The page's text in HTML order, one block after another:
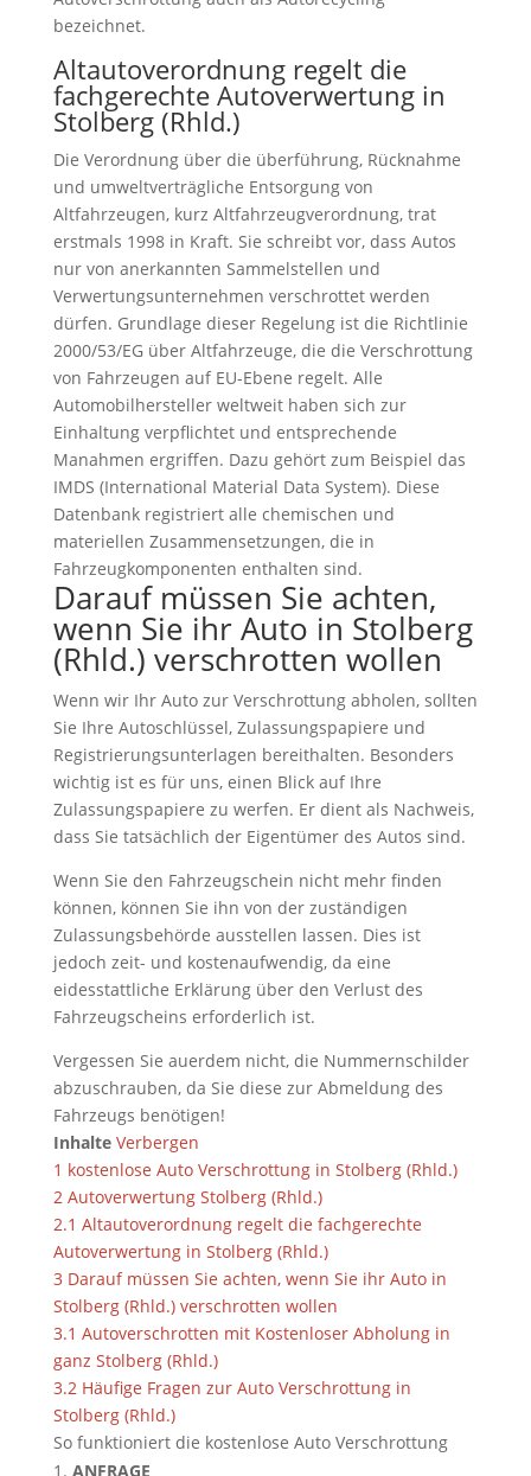
bezeichnet.
Altautoverordnung regelt die
fachgerechte Autoverwertung in
Stolberg (Rhld.)
Die Verordnung über die überführung, Rücknahme
und umweltverträgliche Entsorgung von
Altfahrzeugen, kurz Altfahrzeugverordnung, trat
erstmals 1998 in Kraft. Sie schreibt vor, dass Autos
nur von anerkannten Sammelstellen und
Verwertungsunternehmen verschrottet werden
dürfen. Grundlage dieser Regelung ist die Richtlinie
2000/53/EG über Altfahrzeuge, die die Verschrottung
von Fahrzeugen auf EU-Ebene regelt. Alle
Automobilhersteller weltweit haben sich zur
Einhaltung verpflichtet und entsprechende
Manahmen ergriffen. Dazu gehört zum Beispiel das
IMDS (International Material Data System). Diese
Datenbank registriert alle chemischen und
materiellen Zusammensetzungen, die in
Fahrzeugkomponenten enthalten sind.
Darauf müssen Sie achten,
wenn Sie ihr Auto in Stolberg
(Rhld.) verschrotten wollen
Wenn wir Ihr Auto zur Verschrottung abholen, sollten
Sie Ihre Autoschlüssel, Zulassungspapiere und
Registrierungsunterlagen bereithalten. Besonders
wichtig ist es für uns, einen Blick auf Ihre
Zulassungspapiere zu werfen. Er dient als Nachweis,
dass Sie tatsächlich der Eigentümer des Autos sind.
Wenn Sie den Fahrzeugschein nicht mehr finden
können, können Sie ihn von der zuständigen
Zulassungsbehörde ausstellen lassen. Dies ist
jedoch zeit- und kostenaufwendig, da eine
eidesstattliche Erklärung über den Verlust des
Fahrzeugscheins erforderlich ist.
Vergessen Sie auerdem nicht, die Nummernschilder
abzuschrauben, da Sie diese zur Abmeldung des
Fahrzeugs benötigen!
Inhalte Verbergen
1 kostenlose Auto Verschrottung in Stolberg (Rhld.)
2 Autoverwertung Stolberg (Rhld.)
2.1 Altautoverordnung regelt die fachgerechte
Autoverwertung in Stolberg (Rhld.)
3 Darauf müssen Sie achten, wenn Sie ihr Auto in
Stolberg (Rhld.) verschrotten wollen
3.1 Autoverschrotten mit Kostenloser Abholung in
ganz Stolberg (Rhld.)
3.2 Häufige Fragen zur Auto Verschrottung in
Stolberg (Rhld.)
So funktioniert die kostenlose Auto Verschrottung
ANFRAGE